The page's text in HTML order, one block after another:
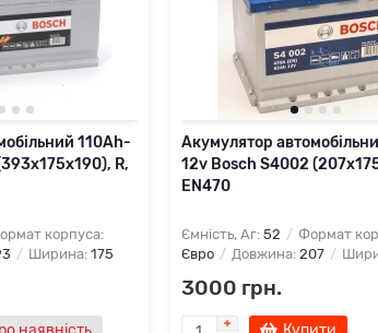
110Ah-
R,
корпуса:
Ширина: 175
Акумулятор
12v Bosch S4002
EN470
Ємність, Аг: 52
Формат
Євро
Довжина: 207
3000 грн.